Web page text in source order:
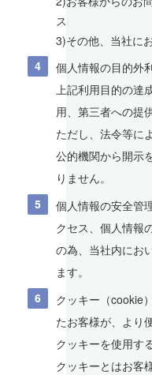
ス
3)その他、当社に
個人情報の目的外
上記利用目的の達
用、第三者への提
ただし、法令等に
公的機関から開示
りません。
個人情報の安全管
クセス、個人情報
の為、当社内にお
ます。
クッキー（cookie
たお客様が、より
クッキーを使用す
クッキーとはお客